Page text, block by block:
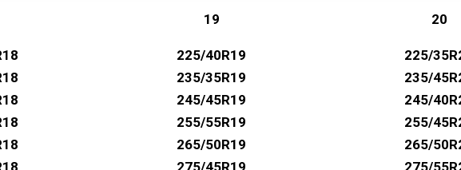
19
225/40R19
235/35R19
245/45R19
255/55R19
265/50R19
20
225/
235/
245/
255/
265/